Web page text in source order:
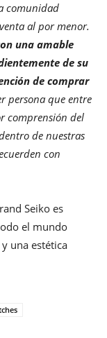
comunidad
al por menor.
una amable
de su
de comprar
persona que entre
comprensión del
de nuestras
con
Seiko es
el mundo
y una estética